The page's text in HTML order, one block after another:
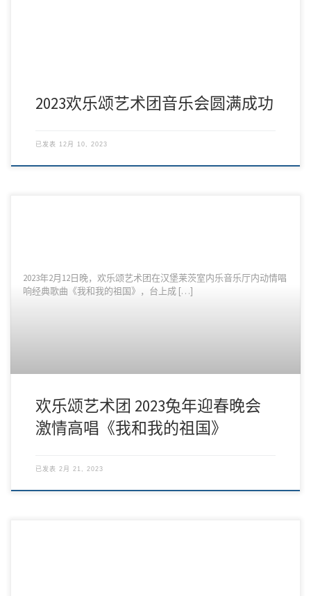
2023欢乐颂艺术团音乐会圆满成功
已发表 12月 10, 2023
2023年2月12日晚，欢乐颂艺术团在汉堡莱茨室内乐音乐厅内动情唱
响经典歌曲《我和我的祖国》，台上成 […]
欢乐颂艺术团 2023兔年迎春晚会
激情高唱《我和我的祖国》
已发表 2月 21, 2023